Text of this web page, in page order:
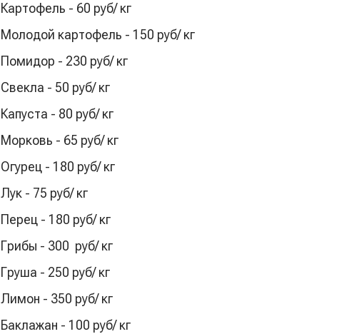
Картофель - 60 руб/ кг
Молодой картофель - 150 руб/ кг
Помидор - 230 руб/ кг
Свекла - 50 руб/ кг
Капуста - 80 руб/ кг
Морковь - 65 руб/ кг
Огурец - 180 руб/ кг
Лук - 75 руб/ кг
Перец - 180 руб/ кг
Грибы - 300 руб/ кг
Груша - 250 руб/ кг
Лимон - 350 руб/ кг
Баклажан - 100 руб/ кг